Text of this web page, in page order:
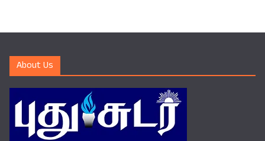
About Us